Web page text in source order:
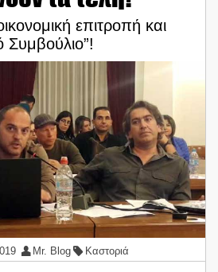
επιτροπή και
Συμβούλιο”!
Mr. Blog Καστοριά